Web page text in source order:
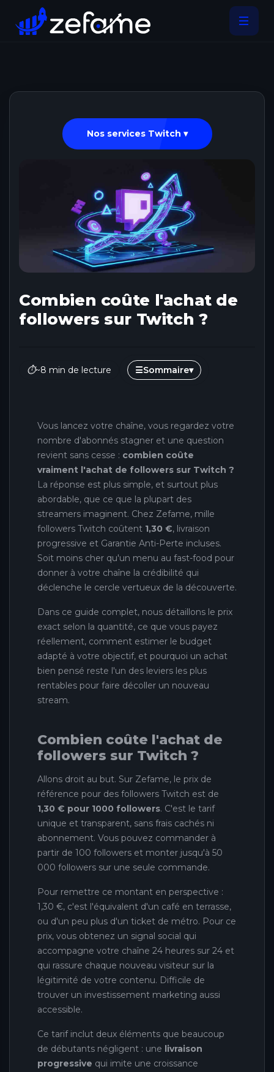
Nos services Twitch ▾
Combien coûte l'achat de
followers sur Twitch ?
⏱~8 min de lecture ☰Sommaire▾
Vous lancez votre chaîne, vous regardez votre
nombre d'abonnés stagner et une question
revient sans cesse : combien coûte
vraiment l'achat de followers sur Twitch ?
La réponse est plus simple, et surtout plus
abordable, que ce que la plupart des
streamers imaginent. Chez Zefame, mille
followers Twitch coûtent 1,30 €, livraison
progressive et Garantie Anti-Perte incluses.
Soit moins cher qu'un menu au fast-food pour
donner à votre chaîne la crédibilité qui
déclenche le cercle vertueux de la découverte.
Dans ce guide complet, nous détaillons le prix
exact selon la quantité, ce que vous payez
réellement, comment estimer le budget
adapté à votre objectif, et pourquoi un achat
bien pensé reste l'un des leviers les plus
rentables pour faire décoller un nouveau
stream.
Combien coûte l'achat de
followers sur Twitch ?
Allons droit au but. Sur Zefame, le prix de
référence pour des followers Twitch est de
1,30 € pour 1000 followers. C'est le tarif
unique et transparent, sans frais cachés ni
abonnement. Vous pouvez commander à
partir de 100 followers et monter jusqu'à 50
000 followers sur une seule commande.
Pour remettre ce montant en perspective :
1,30 €, c'est l'équivalent d'un café en terrasse,
ou d'un peu plus d'un ticket de métro. Pour ce
prix, vous obtenez un signal social qui
accompagne votre chaîne 24 heures sur 24 et
qui rassure chaque nouveau visiteur sur la
légitimité de votre contenu. Difficile de
trouver un investissement marketing aussi
accessible.
Ce tarif inclut deux éléments que beaucoup
de débutants négligent : une livraison
progressive qui imite une croissance